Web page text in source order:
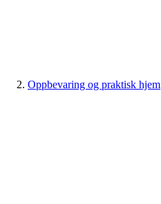
Oppbevaring og praktisk hjem